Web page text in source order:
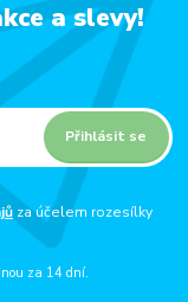
a slevy!
Přihlásit se
za účelem rozesílky
za 14 dní.